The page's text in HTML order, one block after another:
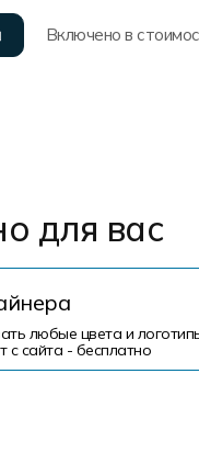
Включено в
для вас
любые цвета и
с сайта - бесплатно